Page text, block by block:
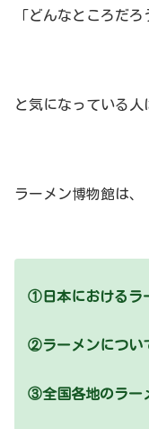
「どんなところだろ
と気になっている人
ラーメン博物館は、
①日本におけるラ
②ラーメンについ
③全国各地のラー